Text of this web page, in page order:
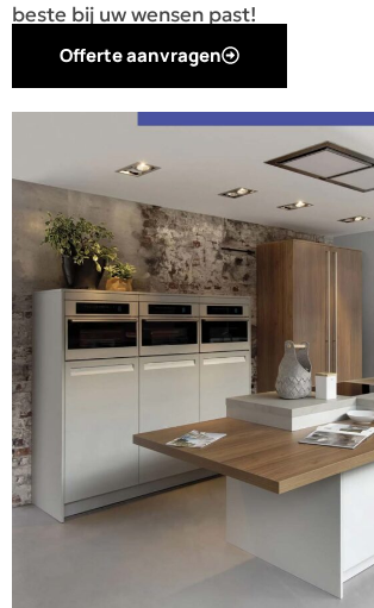
beste bij uw wensen past!
Offerte aanvragen